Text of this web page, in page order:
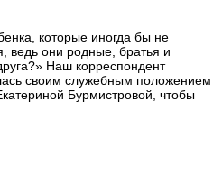
которые иногда бы не
ведь они родные, братья и
Наш корреспондент
своим служебным положением
Бурмистровой, чтобы